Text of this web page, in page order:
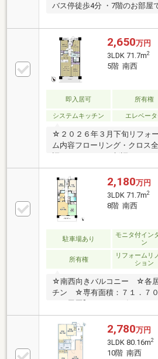
バス停徒歩4分 ・7階のお部屋
2,650万円
3LDK 71.7m2
5階 南西
即入居可 所有権
システムキッチン
エレベー
☆２０２６年３月下旬リフォ
ム内容フローリング・クロス
化粧台新調、洗濯パン新調、
ーニング等●南西向きバルコ
㎡●各居室に収納あり！♪お気
い♪
2,180万円
3LDK 71.7m2
8階 南西
駐車場あり
モニタ付イン
ン
所有権
リフォームリ
ション
☆南西向きバルコニー ☆各
チン ☆専有面積：７１．７０
フローリング張替（洋室２室
洗面所） ・畳表替 ＊襖・
チン新調 ・洗面化粧台新調
水栓・鏡交換・ハウスクリー
2,780万円
3LDK 80.16m2
10階 南西